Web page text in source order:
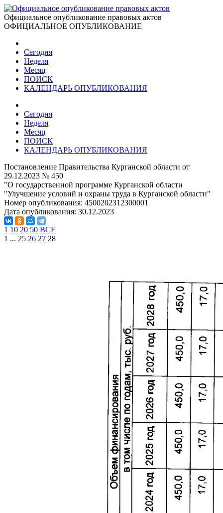
Официальное опубликование правовых актов
ОФИЦИАЛЬНОЕ ОПУБЛИКОВАНИЕ
Сегодня
Неделя
Месяц
ПОИСК
КАЛЕНДАРЬ ОПУБЛИКОВАНИЯ
Сегодня
Неделя
Месяц
ПОИСК
КАЛЕНДАРЬ ОПУБЛИКОВАНИЯ
Постановление Правительства Курганской области от
29.12.2023 № 450
"О государственной программе Курганской области
"Улучшение условий и охраны труда в Курганской области"
Номер опубликования: 4500202312300001
Дата опубликования: 30.12.2023
1 10 20 50 ВСЕ
1 ... 25 26 27 28